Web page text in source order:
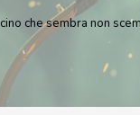
e pazienza, si rivela un...